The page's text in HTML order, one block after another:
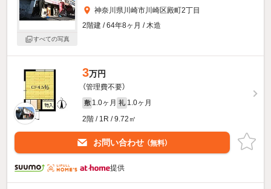
すべての写真
神奈川県川崎市川崎区殿町2丁目
2階建 / 64年8ヶ月 / 木造
3万円
（管理費不要）
敷 1.0ヶ月 礼 1.0ヶ月
2階 / 1R / 9.72㎡
お問い合わせ （無料）
提供